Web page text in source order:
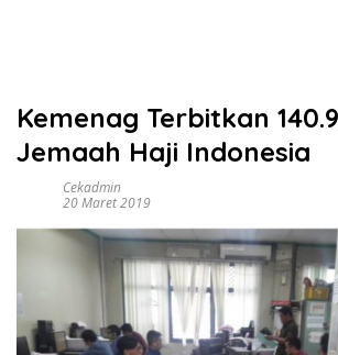
Kemenag Terbitkan
Jemaah Haji Indonesia
Cekadmin
20 Maret 2019